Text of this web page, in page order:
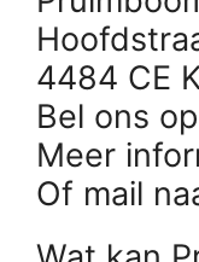
4484 CE
Bel ons
Meer
Of mail